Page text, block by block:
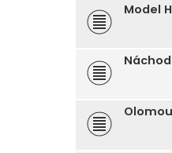
Model
Náchod